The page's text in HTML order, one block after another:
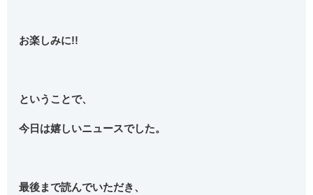
お楽しみに!!
ということで、
今日は嬉しいニュースでした。
最後まで読んでいただき、